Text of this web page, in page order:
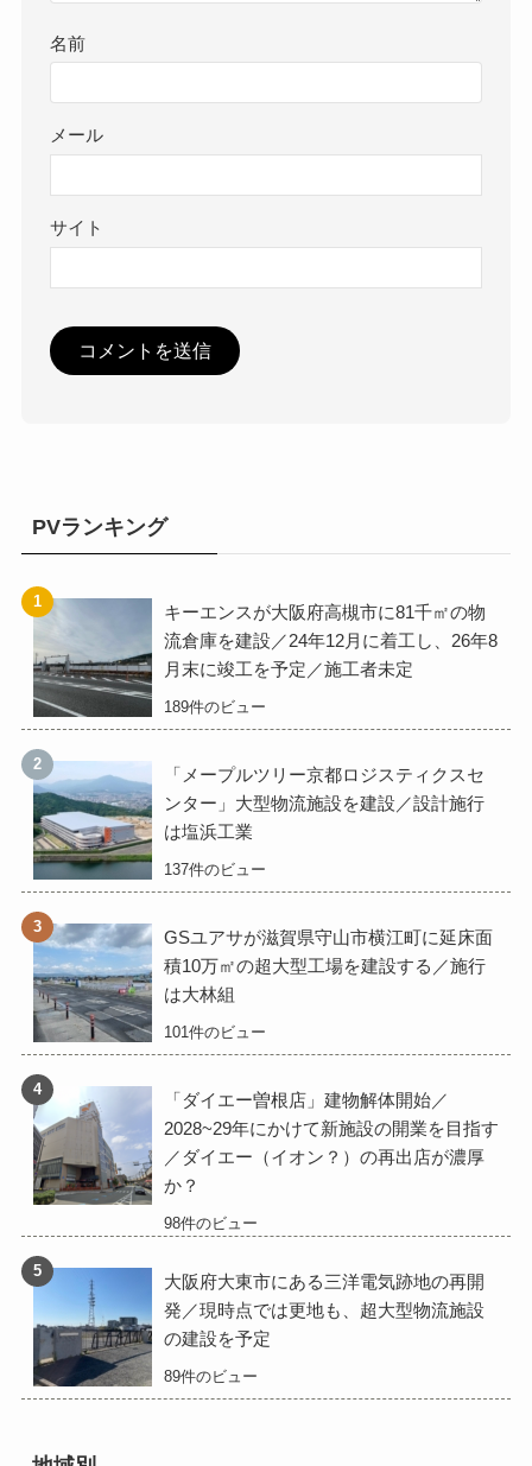
名前
メール
サイト
PVランキング
キーエンスが大阪府高槻市に81千㎡の物
流倉庫を建設／24年12月に着工し、26年8
月末に竣工を予定／施工者未定
189件のビュー
「メープルツリー京都ロジスティクスセ
ンター」大型物流施設を建設／設計施行
は塩浜工業
137件のビュー
GSユアサが滋賀県守山市横江町に延床面
積10万㎡の超大型工場を建設する／施行
は大林組
101件のビュー
「ダイエー曽根店」建物解体開始／
2028~29年にかけて新施設の開業を目指す
／ダイエー（イオン？）の再出店が濃厚
か？
98件のビュー
大阪府大東市にある三洋電気跡地の再開
発／現時点では更地も、超大型物流施設
の建設を予定
89件のビュー